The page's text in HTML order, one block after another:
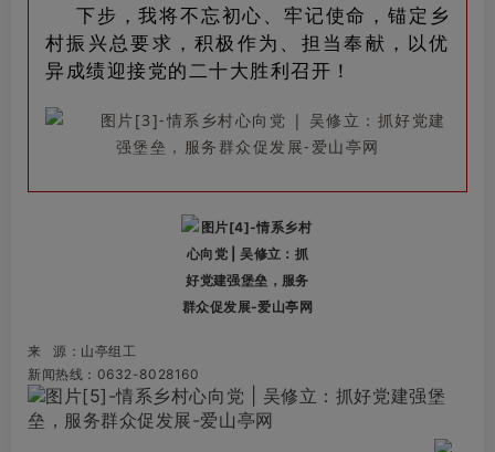
下步，我将不忘初心、牢记使命，锚定乡
村振兴总要求，积极作为、担当奉献，以优
异成绩迎接党的二十大胜利召开！
来 源：山亭组工
新闻热线：0632-8028160